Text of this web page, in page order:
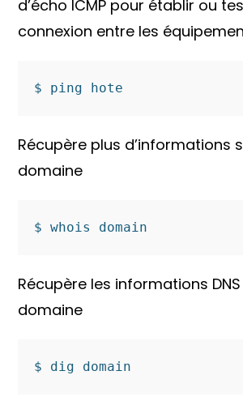
d’écho ICMP pour établir ou
connexion entre les
$ ping hote
Récupère plus d’informations
domaine
$ whois domain
Récupère les informations
domaine
$ dig domain